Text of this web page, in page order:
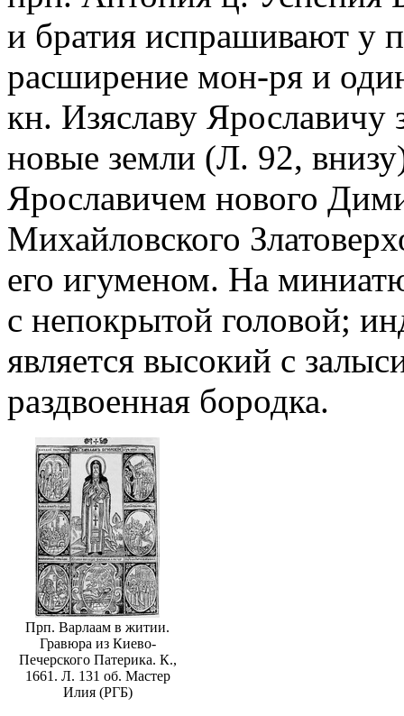
и братия испрашивают у
расширение мон-ря и
кн. Изяславу Ярославичу
новые земли (Л. 92,
Ярославичем нового
Михайловского
его игуменом. На
с непокрытой головой;
является высокий с
раздвоенная бородка.
Прп. Варлаам в житии.
Гравюра из Киево-
Печерского Патерика. К.,
1661. Л. 131 об. Мастер
Илия (РГБ)